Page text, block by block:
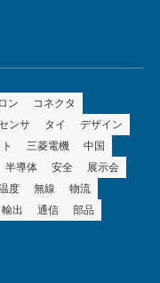
ン
コネクタ
センサ タイ
デザイン
三菱電機
中国
半導体 安全
展示会
度 無線
物流
輸出 通信
部品